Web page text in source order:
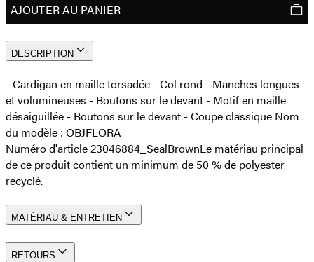
AJOUTER AU PANIER
DESCRIPTION
- Cardigan en maille torsadée - Col rond - Manches longues
et volumineuses - Boutons sur le devant - Motif en maille
désaiguillée - Boutons sur le devant - Coupe classique Nom
du modèle : OBJFLORA
Numéro d'article 23046884_SealBrownLe matériau principal
de ce produit contient un minimum de 50 % de polyester
recyclé.
MATÉRIAU & ENTRETIEN
RETOURS